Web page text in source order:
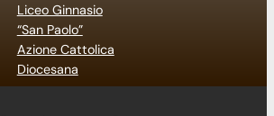
Liceo Ginnasio
“San Paolo”
Azione Cattolica
Diocesana